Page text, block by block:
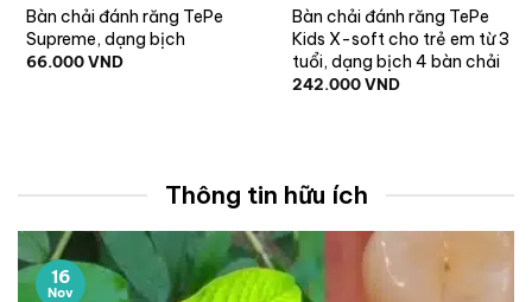
Bàn chải đánh răng TePe
Supreme, dạng bịch
66.000VND
Bàn chải đánh răng TePe
Kids X-soft cho trẻ em từ 3
tuổi, dạng bịch 4 bàn chải
242.000VND
Thông tin hữu ích
16
Nov